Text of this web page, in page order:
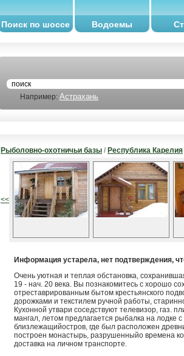
Поиск по шоссе Водоемы
Например: Астрахань
Рыболовно-охотничьи базы / Республика Карелия
<<
Информация устарела, нет подтверждения,
Очень уютная и теплая обстановка,
19 - нач. 20 века. Вы познакомитесь с хорошо
отреставрированным бытом крестьянского
дорожками и текстилем ручной работы,
Кухонной утвари соседствуют телевизор, газ.
мангал, летом предлагается рыбалка на лодке
близлежащийостров, где был расположен
построен монастырь, разрушенныйо времена
доставка на личном транспорте.